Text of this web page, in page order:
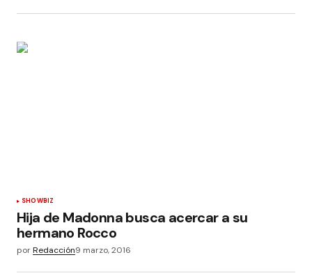
SHOWBIZ
Hija de Madonna busca acercar a su
hermano Rocco
porRedacción9 marzo, 2016